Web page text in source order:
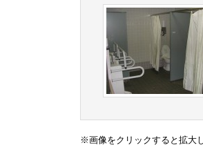
※画像をクリックすると拡大